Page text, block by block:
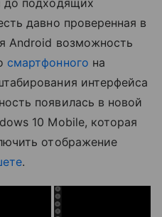
давно проверенная в
Android возможность
смартфонного на
интерфейса
появилась в новой
10 Mobile, которая
отображение
.